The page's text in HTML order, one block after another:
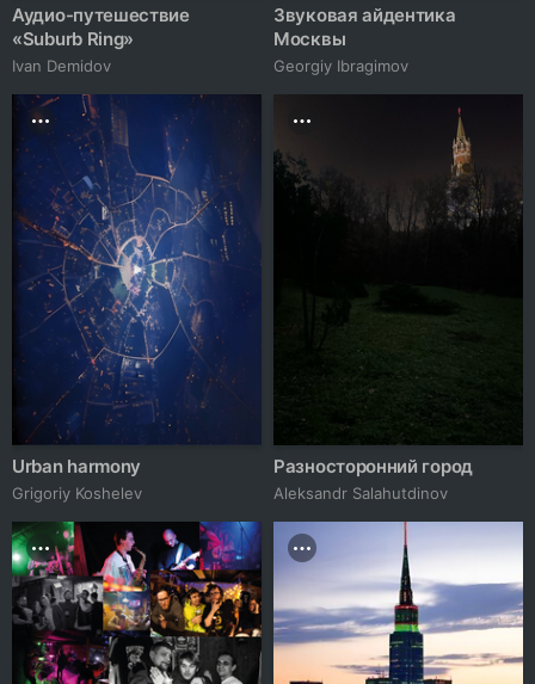
Аудио-путешествие
«Suburb Ring»
Ivan Demidov
Звуковая айдентика
Москвы
Georgiy Ibragimov
Urban harmony
Grigoriy Koshelev
Разносторонний город
Aleksandr Salahutdinov